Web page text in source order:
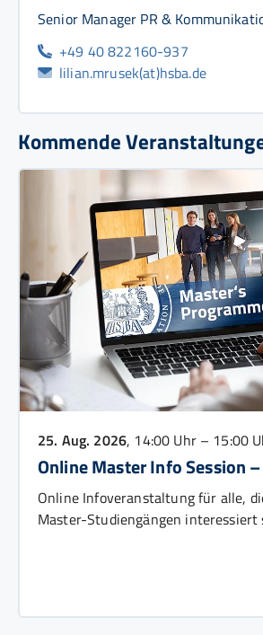
Senior Manager PR &
+49 40 822160-937
lilian.mrusek(at)hsba.de
Kommende
25. Aug. 2026, 14:00 Uhr – 15:00
Online Master Info Session
Online Infoveranstaltung für alle,
Master-Studiengängen interessiert